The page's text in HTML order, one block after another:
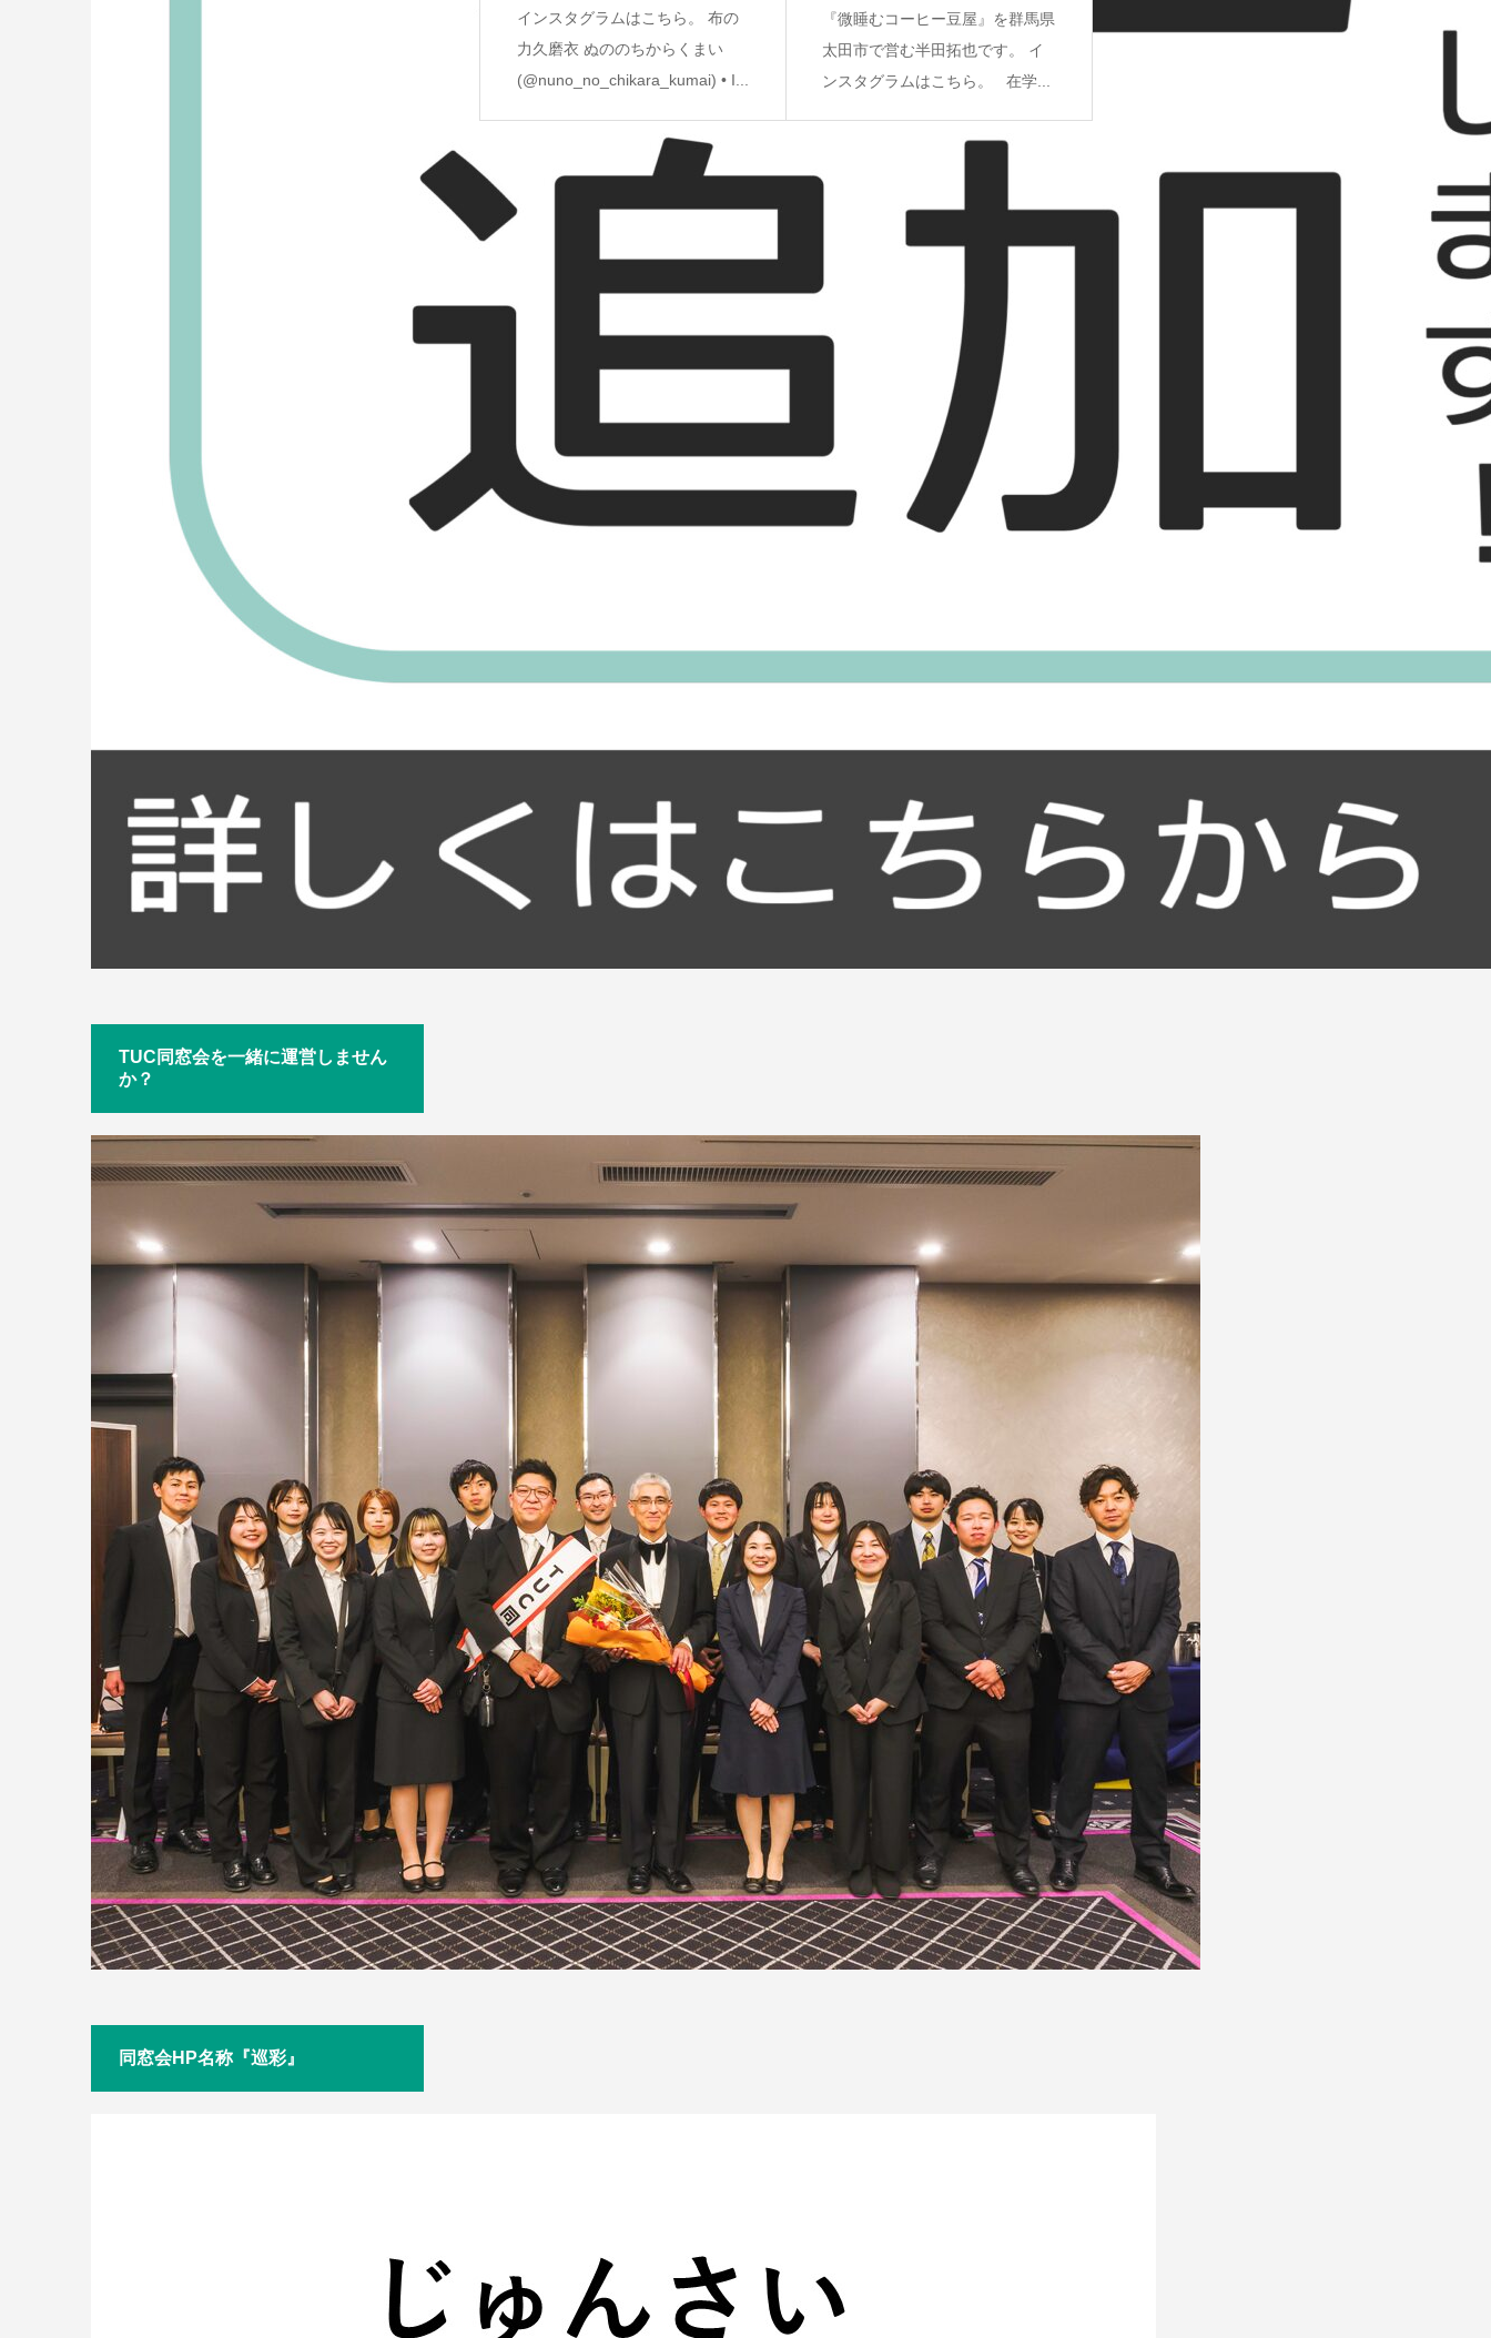
インスタグラムはこちら。 布の
力久磨衣 ぬののちからくまい
(@nuno_no_chikara_kumai) • I...
『微睡むコーヒー豆屋』を群馬県
太田市で営む半田拓也です。 イ
ンスタグラムはこちら。 在学...
TUC同窓会を一緒に運営しません
か？
同窓会HP名称『巡彩』